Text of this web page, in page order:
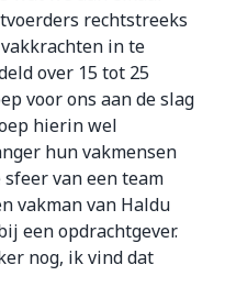
rechtstreeks
in te
over 15 tot 25
voor ons aan de slag
hierin wel
hun vakmensen
van een team
vakman van Haldu
een opdrachtgever.
nog, ik vind dat